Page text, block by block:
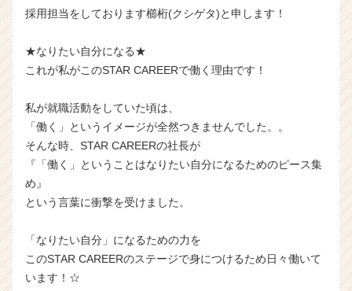
採用担当をしております櫛桁(クシゲタ)と申します！
★なりたい自分になる★
これが私がこのSTAR CAREERで働く理由です！
私が就職活動をしていた頃は、
「働く」というイメージが全然つきませんでした。。
そんな時、STAR CAREERの社長が
『「働く」ということはなりたい自分になるためのピース集
め』
という言葉に衝撃を受けました。
「なりたい自分」になるための力を
このSTAR CAREERのステージで身につけるため日々働いて
います！☆